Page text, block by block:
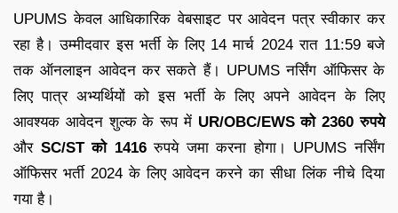
UPUMS केवल आधिकारिक वेबसाइट पर आवेदन पत्र स्वीकार कर
रहा है। उम्मीदवार इस भर्ती के लिए 14 मार्च 2024 रात 11:59 बजे
तक ऑनलाइन आवेदन कर सकते हैं। UPUMS नर्सिंग ऑफिसर के
लिए पात्र अभ्यर्थियों को इस भर्ती के लिए अपने आवेदन के लिए
आवश्यक आवेदन शुल्क के रूप में UR/OBC/EWS को 2360 रुपये
और SC/ST को 1416रुपये जमा करना होगा। UPUMS नर्सिंग
ऑफिसर भर्ती 2024 के लिए आवेदन करने का सीधा लिंक नीचे दिया
गया है।